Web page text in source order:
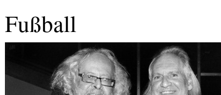
Fußball